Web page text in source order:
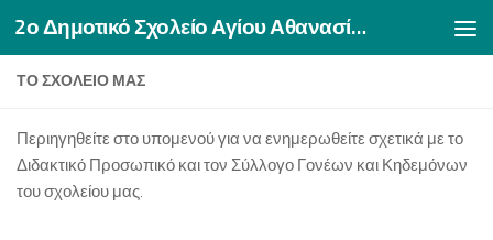
Skip to content 2ο Δημοτικό Σχολείο Αγίου Αθανασίου Δράμας
ΤΟ ΣΧΟΛΕΊΟ ΜΑΣ
Περιηγηθείτε στο υπομενού για να ενημερωθείτε σχετικά με το
Διδακτικό Προσωπικό και τον Σύλλογο Γονέων και Κηδεμόνων
του σχολείου μας.